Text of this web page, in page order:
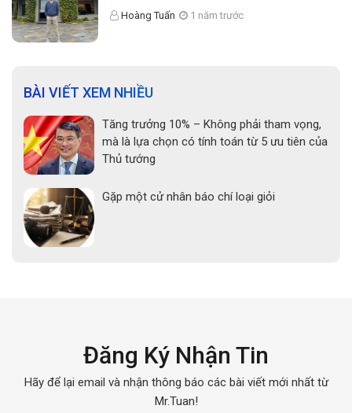
Hoàng Tuấn 1 năm trước
BÀI VIẾT XEM NHIỀU
Tăng trưởng 10% – Không phải tham vọng,
mà là lựa chọn có tính toán từ 5 ưu tiên của
Thủ tướng
Gặp một cử nhân báo chí loại giỏi
Đăng Ký Nhận Tin
Hãy để lại email và nhận thông báo các bài viết mới nhất từ
Mr.Tuan!